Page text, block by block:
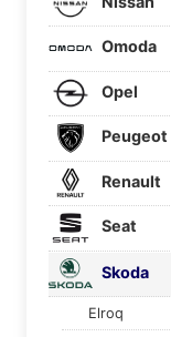
Omoda
Opel
Peugeot
Renault
Seat
Skoda
Elroq